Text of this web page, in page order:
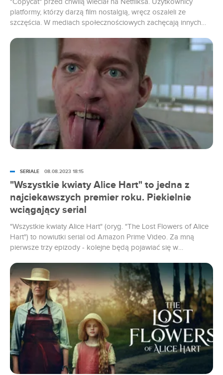
"Copycat" przed chwilą wleciał na Netfliksa. Użytkownicy
platformy, którzy darzą film nostalgią, wręcz oszaleli ze
szczęścia. W mediach społecznościowych zachęcają innych
też się produkcją zachwycają. "Copycat" (emitowany w polskiej
telewizji jako "Psychopata") miał wszelkie zadatki, żeby stać się
hitem. W końcu mówimy o...
"Wszystkie kwiaty Alice Hart" to jedna z
najciekawszych premier roku. Piekielnie
wciągający serial
"Wszystkie kwiaty Alice Hart" (oryg. "The Lost Flowers of Alice
Hart") to nowiutki serial od Amazon Prime Video. Za mną
pierwsze trzy epizody - kolejne będą pojawiać się w
niecierpliwością. Jeśli twórcom uda się podtrzymać ten
podszyty tajemnicą gęsty klimat, możemy mieć do czynienia z
jedną z najciekawszych produkcji roku.
SERIALE 08.08.2023 18:15